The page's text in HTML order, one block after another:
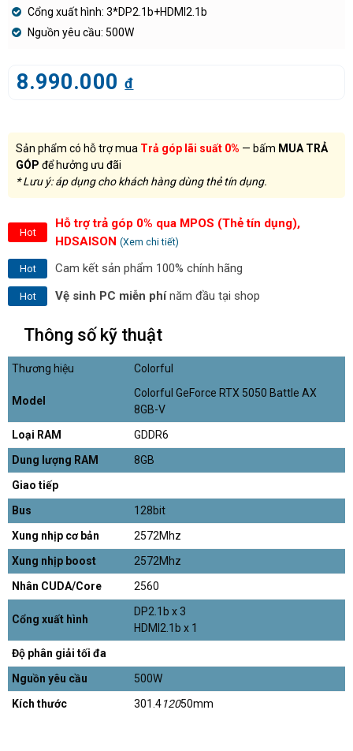
Cổng xuất hình: 3*DP2.1b+HDMI2.1b
Nguồn yêu cầu: 500W
8.990.000 đ
Sản phẩm có hỗ trợ mua Trả góp lãi suất 0% — bấm MUA TRẢ
GÓP để hưởng ưu đãi
* Lưu ý: áp dụng cho khách hàng dùng thẻ tín dụng.
Hot
Hỗ trợ trả góp 0% qua MPOS (Thẻ tín dụng),
HDSAISON (Xem chi tiết)
Hot Cam kết sản phẩm 100% chính hãng
Hot Vệ sinh PC miễn phínăm đầu tại shop
Thông số kỹ thuật
Thương hiệu Colorful
Model
Colorful GeForce RTX 5050 Battle AX
8GB-V
Loại RAM
GDDR6
Dung lượng RAM
8GB
Giao tiếp
Bus
128bit
Xung nhịp cơ bản
2572Mhz
Xung nhịp boost
2572Mhz
Nhân CUDA/Core
2560
Cổng xuất hình
DP2.1b x 3
HDMI2.1b x 1
Độ phân giải tối đa
Nguồn yêu cầu
500W
Kích thước
301.412050mm